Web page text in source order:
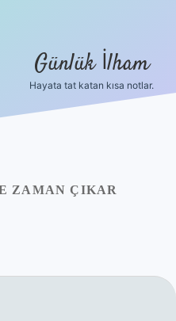
Günlük İlham
Hayata tat katan kısa notlar.
ZAMAN ÇIKAR